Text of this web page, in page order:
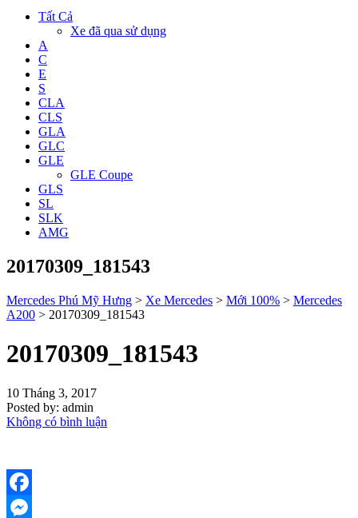
Tất Cả
Xe đã qua sử dụng
A
C
E
S
CLA
CLS
GLA
GLC
GLE
GLE Coupe
GLS
SL
SLK
AMG
20170309_181543
Mercedes Phú Mỹ Hưng > Xe Mercedes > Mới 100% > Mercedes
A200 > 20170309_181543
20170309_181543
10 Tháng 3, 2017
Posted by: admin
Không có bình luận
Facebook